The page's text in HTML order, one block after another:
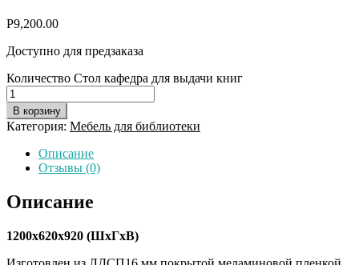
Р9,200.00
Доступно для предзаказа
Количество Стол кафедра для выдачи книг
В корзину
Категория: Мебель для библиотеки
Описание
Отзывы (0)
Описание
1200х620х920 (ШхГхВ)